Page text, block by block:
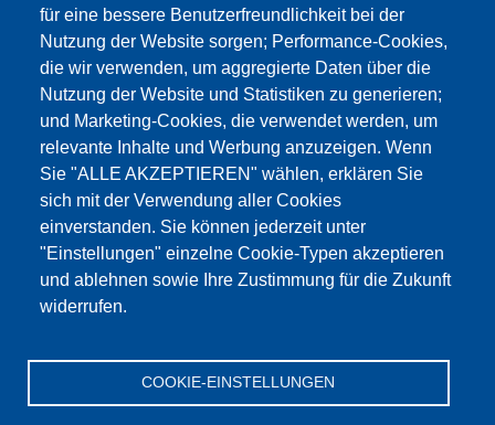
für eine bessere Benutzerfreundlichkeit bei der
Nutzung der Website sorgen; Performance-Cookies,
die wir verwenden, um aggregierte Daten über die
Nutzung der Website und Statistiken zu generieren;
und Marketing-Cookies, die verwendet werden, um
relevante Inhalte und Werbung anzuzeigen. Wenn
Sie "ALLE AKZEPTIEREN" wählen, erklären Sie
sich mit der Verwendung aller Cookies
einverstanden. Sie können jederzeit unter
"Einstellungen" einzelne Cookie-Typen akzeptieren
und ablehnen sowie Ihre Zustimmung für die Zukunft
widerrufen.
COOKIE-EINSTELLUNGEN
Dieser Inhalt ist blockiert, da die Google Maps
Cookies nicht akzeptiert wurden.
NUR DIE GOOGLE MAPS COOKIES
AKZEPTIEREN.
Alle Cookies akzeptieren